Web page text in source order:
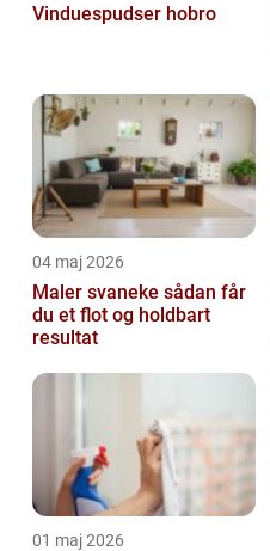
Vinduespudser hobro
04 maj 2026
Maler svaneke sådan får
du et flot og holdbart
resultat
01 maj 2026